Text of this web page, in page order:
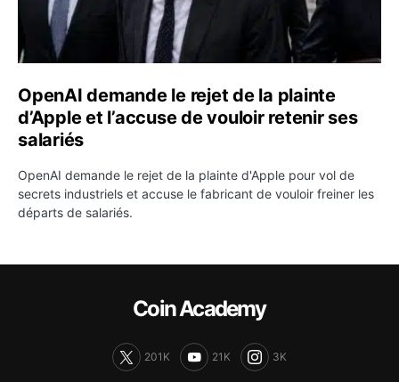
OpenAI demande le rejet de la plainte
d’Apple et l’accuse de vouloir retenir ses
salariés
OpenAI demande le rejet de la plainte d'Apple pour vol de
secrets industriels et accuse le fabricant de vouloir freiner les
départs de salariés.
Coin Academy
201K 21K 3K